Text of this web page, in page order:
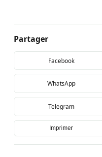
Partager
Facebook
WhatsApp
Telegram
Imprimer